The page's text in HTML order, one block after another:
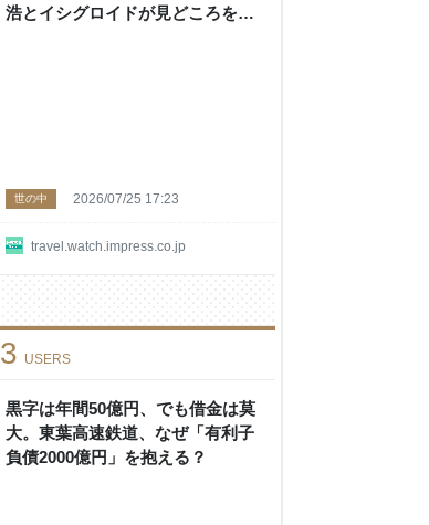
浩とイシグロイドが見どころを紹
travel.watch.impress.co.jp
世の中 2026/07/25 17:23
黒字は年間50億円、でも借金は莫
大。東葉高速鉄道、なぜ「有利子
負債2000億円」を抱える？
3 USERS